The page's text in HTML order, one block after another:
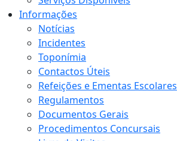
Informações
Notícias
Incidentes
Toponímia
Contactos Úteis
Refeições e Ementas Escolares
Regulamentos
Documentos Gerais
Procedimentos Concursais